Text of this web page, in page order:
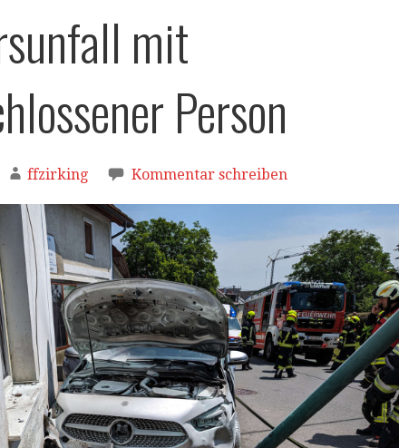
mit
Person
ffzirking Kommentar schreiben